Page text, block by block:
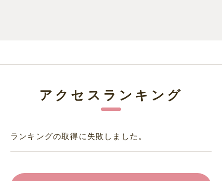
アクセスランキング
ランキングの取得に失敗しました。